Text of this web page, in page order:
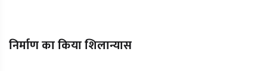
निर्माण का किया शिलान्यास